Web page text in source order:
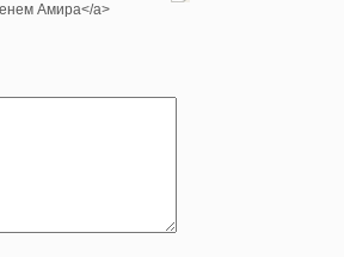
Амира</a>